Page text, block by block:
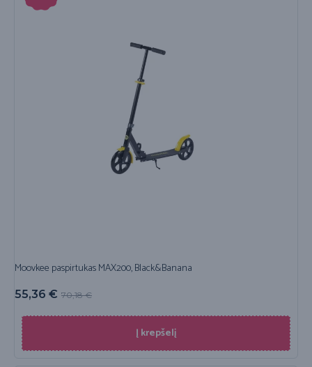
Moovkee paspirtukas MAX200, Black&Banana
70,18€
55,36 €
Į krepšelį